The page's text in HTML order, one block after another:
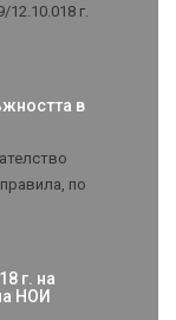
г.
в
по
г. на
НОИ